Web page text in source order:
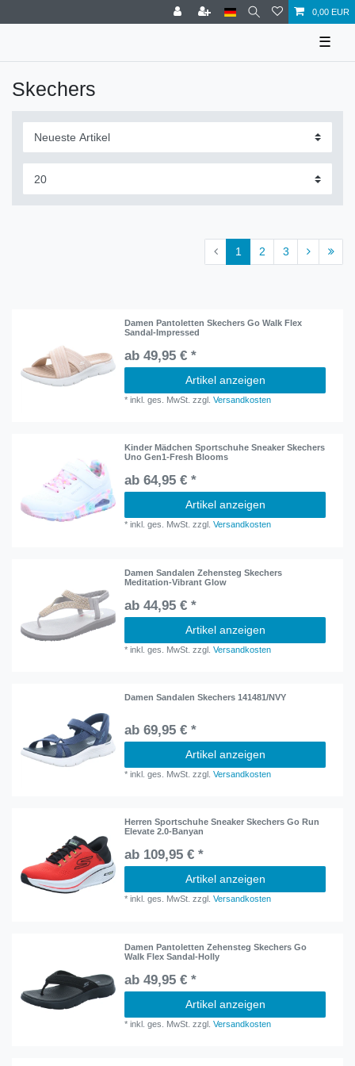
0,00 EUR
☰
Skechers
1 2 3
Damen Pantoletten Skechers Go Walk Flex
Sandal-Impressed
ab 49,95 € *
Artikel anzeigen
*inkl. ges. MwSt. zzgl.Versandkosten
Kinder Mädchen Sportschuhe Sneaker Skechers
Uno Gen1-Fresh Blooms
ab 64,95 € *
Artikel anzeigen
*inkl. ges. MwSt. zzgl.Versandkosten
Damen Sandalen Zehensteg Skechers
Meditation-Vibrant Glow
ab 44,95 € *
Artikel anzeigen
*inkl. ges. MwSt. zzgl.Versandkosten
Damen Sandalen Skechers 141481/NVY
ab 69,95 € *
Artikel anzeigen
*inkl. ges. MwSt. zzgl.Versandkosten
Herren Sportschuhe Sneaker Skechers Go Run
Elevate 2.0-Banyan
ab 109,95 € *
Artikel anzeigen
*inkl. ges. MwSt. zzgl.Versandkosten
Damen Pantoletten Zehensteg Skechers Go
Walk Flex Sandal-Holly
ab 49,95 € *
Artikel anzeigen
*inkl. ges. MwSt. zzgl.Versandkosten